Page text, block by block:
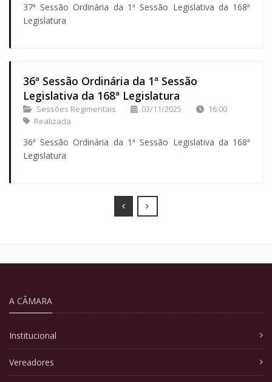
37ª Sessão Ordinária da 1ª Sessão Legislativa da 168ª
Legislatura
36ª Sessão Ordinária da 1ª Sessão
Legislativa da 168ª Legislatura
Sessões Regimentais 03/11/2025
16:00
Realizada
36ª Sessão Ordinária da 1ª Sessão Legislativa da 168ª
Legislatura
Prev Next
A CÂMARA
Institucional
Vereadores